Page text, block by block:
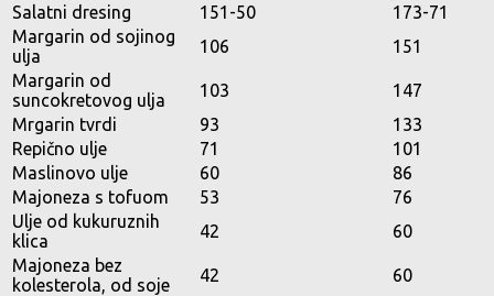
Salatni dresing
151-50
173-71
Margarin od sojinog
ulja
106
151
Margarin od
suncokretovog ulja
103
147
Mrgarin tvrdi
93
133
Repično ulje
71
101
Maslinovo ulje
60
86
Majoneza s tofuom
53
76
Ulje od kukuruznih
klica
42
60
Majoneza bez
kolesterola, od soje
42 60